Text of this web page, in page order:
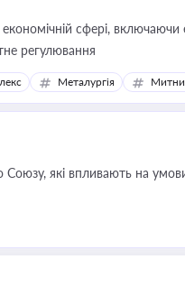
сфері, включаючи
регулювання
Металургія
інтеграції та